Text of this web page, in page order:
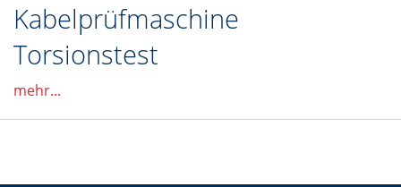
Kabelprüfmaschine
Torsionstest
mehr...